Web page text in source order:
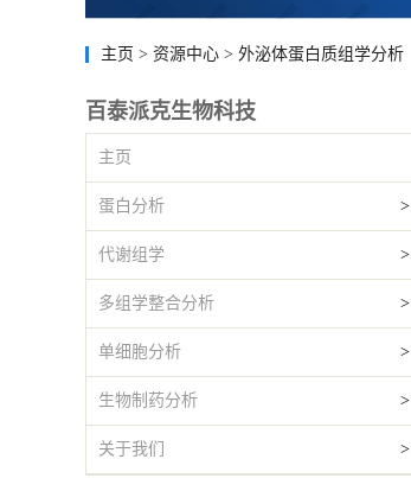
主页 > 资源中心 > 外泌体蛋白质组学分析
百泰派克生物科技
主页
蛋白分析 >
代谢组学 >
多组学整合分析 >
单细胞分析 >
生物制药分析 >
关于我们 >